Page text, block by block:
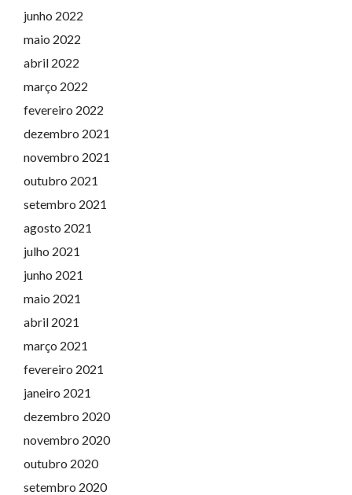
junho 2022
maio 2022
abril 2022
março 2022
fevereiro 2022
dezembro 2021
novembro 2021
outubro 2021
setembro 2021
agosto 2021
julho 2021
junho 2021
maio 2021
abril 2021
março 2021
fevereiro 2021
janeiro 2021
dezembro 2020
novembro 2020
outubro 2020
setembro 2020